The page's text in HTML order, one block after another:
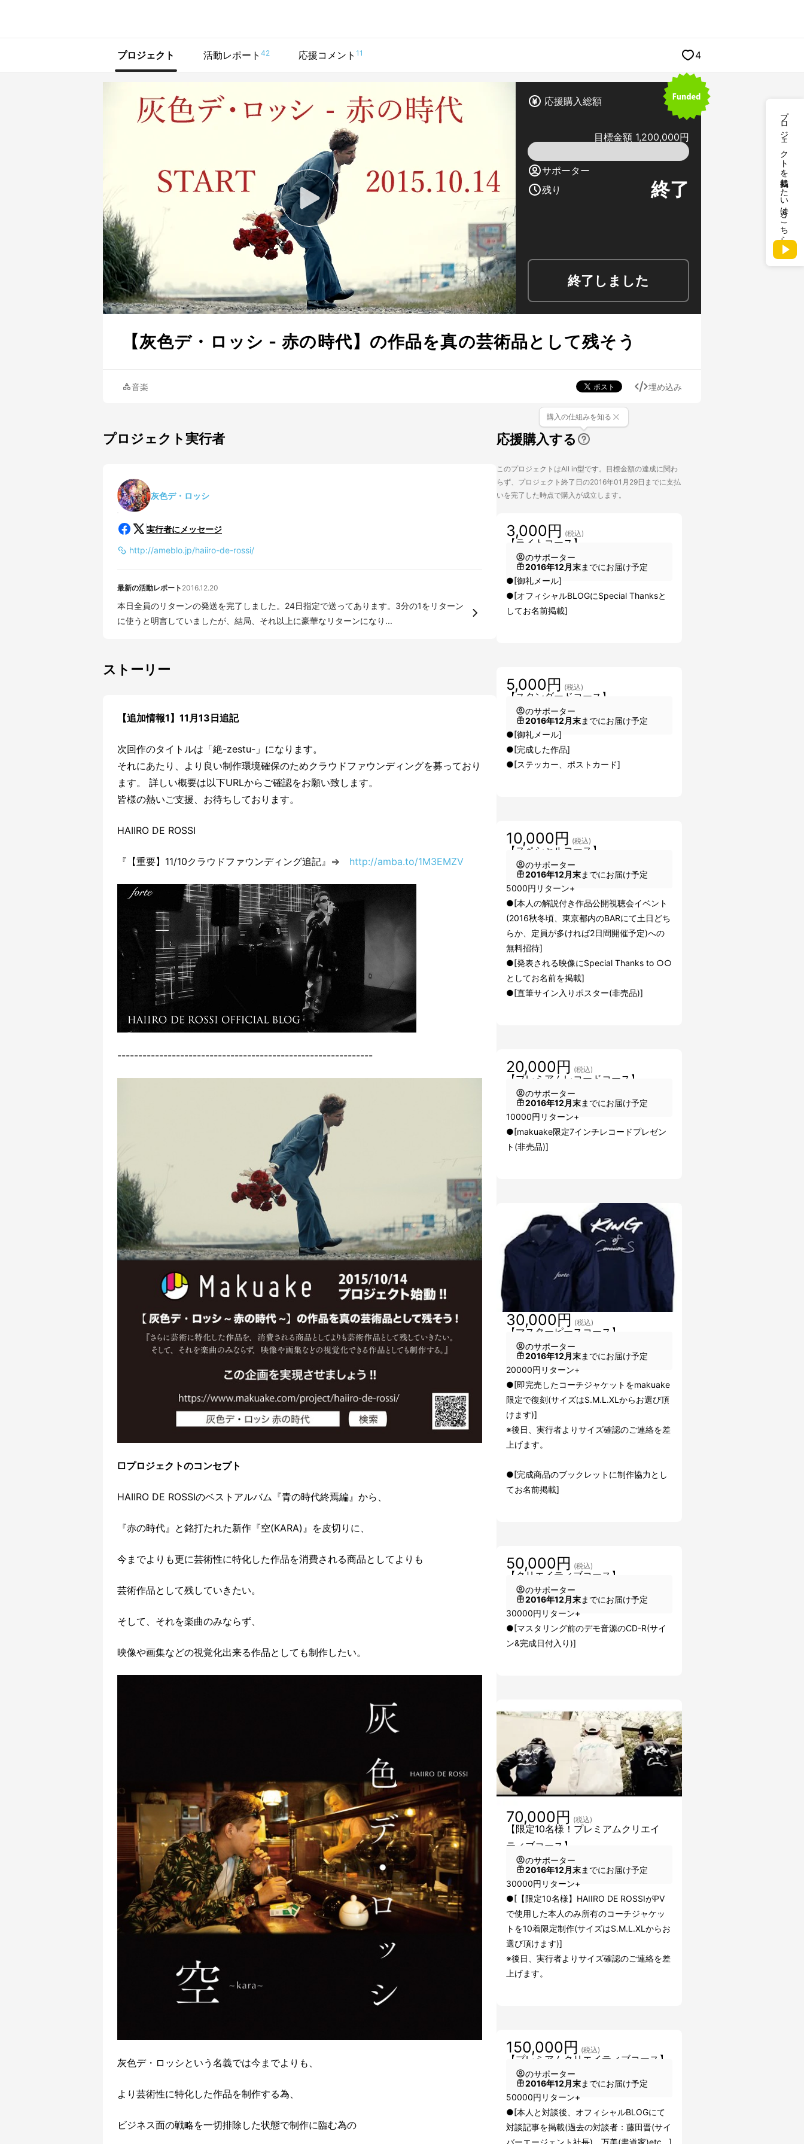
プロジェクトを掲載したい方はこちら
プロジェクト 活動レポート 42 応援コメント 11 4
応援購入総額
目標金額 1,200,000円
サポーター
残り
終了
終了しました
【灰色デ・ロッシ - 赤の時代】の作品を真の芸術品として残そう
音楽 埋め込み
プロジェクト実行者
灰色デ・ロッシ
実行者にメッセージ
http://ameblo.jp/haiiro-de-rossi/
最新の活動レポート 2016.12.20
本日全員のリターンの発送を完了しました。24日指定で送ってあります。3分の1をリターン
に使うと明言していましたが、結局、それ以上に豪華なリターンになり...
ストーリー
【追加情報1】11月13日追記
次回作のタイトルは「絶-zestu-」になります。
それにあたり、より良い制作環境確保のためクラウドファウンディングを募っており
ます。 詳しい概要は以下URLからご確認をお願い致します。
皆様の熱いご支援、お待ちしております。
HAIIRO DE ROSSI
『【重要】11/10クラウドファウンディング追記』⇒ http://amba.to/1M3EMZV
-------------------------------------------------------------
□プロジェクトのコンセプト
HAIIRO DE ROSSIのベストアルバム『青の時代終焉編』から、
『赤の時代』と銘打たれた新作『空(KARA)』を皮切りに、
今までよりも更に芸術性に特化した作品を消費される商品としてよりも
芸術作品として残していきたい。
そして、それを楽曲のみならず、
映像や画集などの視覚化出来る作品としても制作したい。
灰色デ・ロッシという名義では今までよりも、
より芸術性に特化した作品を制作する為、
ビジネス面の戦略を一切排除した状態で制作に臨む為の
応援購入する
購入の仕組みを知る
このプロジェクトはAll in型です。目標金額の達成に関わ
らず、プロジェクト終了日の2016年01月29日までに支払
いを完了した時点で購入が成立します。
【ライトコース】
3,000円 (税込)
のサポーター
2016年12月末までにお届け予定
●[御礼メール]
●[オフィシャルBLOGにSpecial Thanksと
してお名前掲載]
【スタンダードコース】
5,000円 (税込)
のサポーター
2016年12月末までにお届け予定
●[御礼メール]
●[完成した作品]
●[ステッカー、ポストカード]
【スペシャルコース】
10,000円 (税込)
のサポーター
2016年12月末までにお届け予定
5000円リターン+
●[本人の解説付き作品公開視聴会イベント
(2016秋冬頃、東京都内のBARにて土日どち
らか、定員が多ければ2日間開催予定)への
無料招待]
●[発表される映像にSpecial Thanks to ○○
としてお名前を掲載]
●[直筆サイン入りポスター(非売品)]
【プレミアムレコードコース】
20,000円 (税込)
のサポーター
2016年12月末までにお届け予定
10000円リターン+
●[makuake限定7インチレコードプレゼン
ト(非売品)]
【マスターピースコース】
30,000円 (税込)
のサポーター
2016年12月末までにお届け予定
20000円リターン+
●[即完売したコーチジャケットをmakuake
限定で復刻(サイズはS.M.L.XLからお選び頂
けます)]
※後日、実行者よりサイズ確認のご連絡を差
上げます。
●[完成商品のブックレットに制作協力とし
てお名前掲載]
【クリエイティブコース】
50,000円 (税込)
のサポーター
2016年12月末までにお届け予定
30000円リターン+
●[マスタリング前のデモ音源のCD-R(サイ
ン&完成日付入り)]
【限定10名様！プレミアムクリエイ
ティブコース】
70,000円 (税込)
のサポーター
2016年12月末までにお届け予定
30000円リターン+
●[【限定10名様】HAIIRO DE ROSSIがPV
で使用した本人のみ所有のコーチジャケッ
トを10着限定制作(サイズはS.M.L.XLからお
選び頂けます)]
※後日、実行者よりサイズ確認のご連絡を差
上げます。
【プレミアムクリエイティブコース】
150,000円 (税込)
のサポーター
2016年12月末までにお届け予定
50000円リターン+
●[本人と対談後、オフィシャルBLOGにて
対談記事を掲載(過去の対談者：藤田晋(サイ
バーエージェント社長)、万美(書道家)etc...]